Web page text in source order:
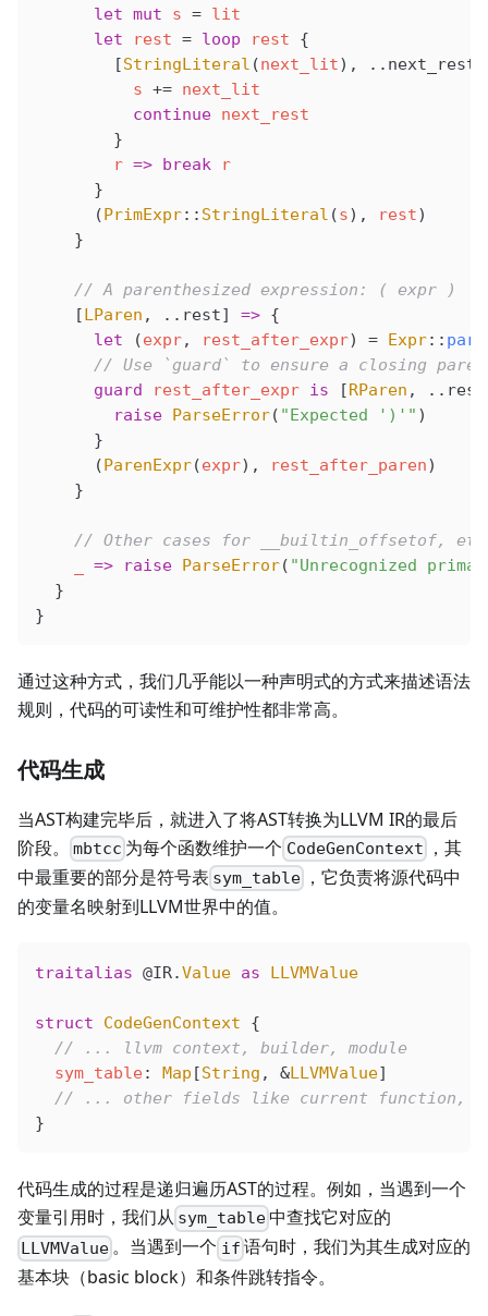
      let
mut s = lit
      let
rest = loop rest {
        [
StringLiteral (next_lit),
          s
+= next_lit
          continue
next_rest
        }
        r
=> break r
      }
      (
PrimExpr:: StringLiteral (s), rest)
    }
    // A parenthesized expression: ( expr )
    [
LParen , ..rest] => {
      let
(expr, rest_after_expr) = Expr::
// Use `guard` to ensure a closing
      guard
rest_after_expr is [RParen ,
        raise
ParseError( "Expected ')'" )
      }
      (
ParenExpr(expr), rest_after_paren)
    }
// Other cases for __builtin_offsetof,
=> raise ParseError( "Unrecognized
  }
}
通过这种方式，我们几乎能以一种声明式的方式来描述语法
规则，代码的可读性和可维护性都非常高。
代码生成
当AST构建完毕后，就进入了将AST转换为LLVM IR的最后
阶段。
mbtcc 为每个函数维护一个 CodeGenContext
，其
中最重要的部分是符号表 sym_table ，它负责将源代码中
的变量名映射到LLVM世界中的值。
traitalias @IR.Value as LLVMValue
struct CodeGenContext {
  // ... llvm context, builder, module
  sym_table
: Map [String , &LLVMValue]
// ... other fields like current function,
}
代码生成的过程是递归遍历AST的过程。例如，当遇到一个
变量引用时，我们从 sym_table中查找它对应的
LLVMValue 。当遇到一个 if 语句时，我们为其生成对应的
基本块（basic block）和条件跳转指令。